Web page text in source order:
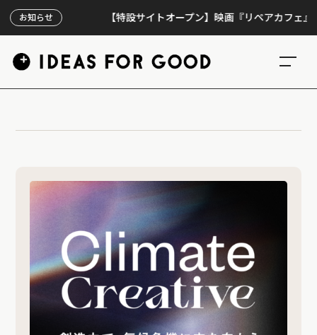
お知らせ 【特設サイトオープン】映画『リペアカフェ』、上